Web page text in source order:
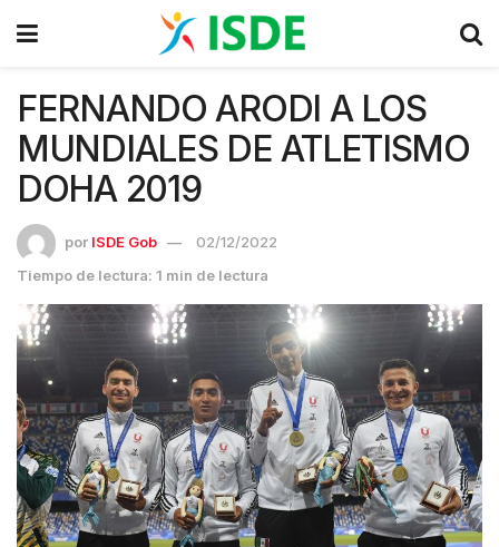
FERNANDO ARODI A LOS
MUNDIALES DE ATLETISMO
DOHA 2019
por ISDE Gob
02/12/2022
Tiempo de lectura: 1 min de lectura